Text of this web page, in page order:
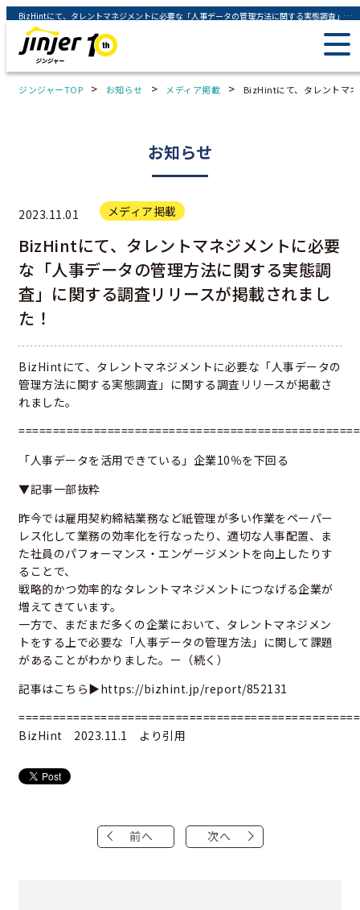
BizHintにて、タレントマネジメントに必要な「人事データの管理方法に関する実態調査」に関する調査リリースが掲載されました！ - ジンジャー（jinjer）｜統合型人事システム
ジンジャーTOP > お知らせ > メディア掲載 > BizHintにて、タレントマ
お知らせ
2023.11.01 メディア掲載
BizHintにて、タレントマネジメントに必要
な「人事データの管理方法に関する実態調
査」に関する調査リリースが掲載されまし
た！
BizHintにて、タレントマネジメントに必要な「人事データの
管理方法に関する実態調査」に関する調査リリースが掲載さ
れました。
「人事データを活用できている」企業10％を下回る
▼記事一部抜粋
昨今では雇用契約締結業務など紙管理が多い作業をペーパー
レス化して業務の効率化を行なったり、適切な人事配置、ま
た社員のパフォーマンス・エンゲージメントを向上したりす
ることで、
戦略的かつ効率的なタレントマネジメントにつなげる企業が
増えてきています。
一方で、まだまだ多くの企業において、タレントマネジメン
トをする上で必要な「人事データの管理方法」に関して課題
があることがわかりました。ー（続く）
記事はこちら▶https://bizhint.jp/report/852131
BizHint 2023.11.1 より引用
前へ 次へ